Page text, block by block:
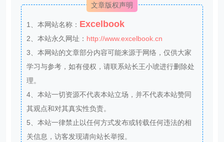
文章版权声明
1、本网站名称： Excelbook
2、本站永久网址： http://www.excelbook.cn
3、本网站的文章部分内容可能来源于网络，仅供大家
学习与参考，如有侵权，请联系站长王小琥进行删除处
理。
4、本站一切资源不代表本站立场，并不代表本站赞同
其观点和对其真实性负责。
5、本站一律禁止以任何方式发布或转载任何违法的相
关信息，访客发现请向站长举报。